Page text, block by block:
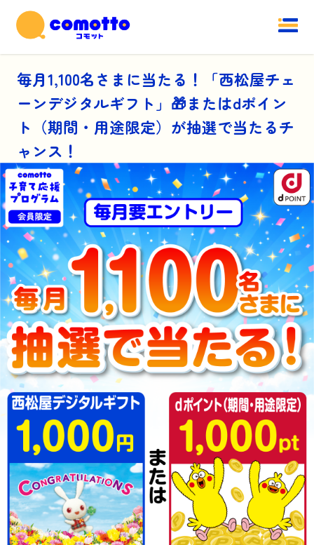
毎月1,100名さまに当たる！「西松屋チェ
ーンデジタルギフト」🎁またはdポイン
ト（期間・用途限定）が抽選で当たるチ
ャンス！